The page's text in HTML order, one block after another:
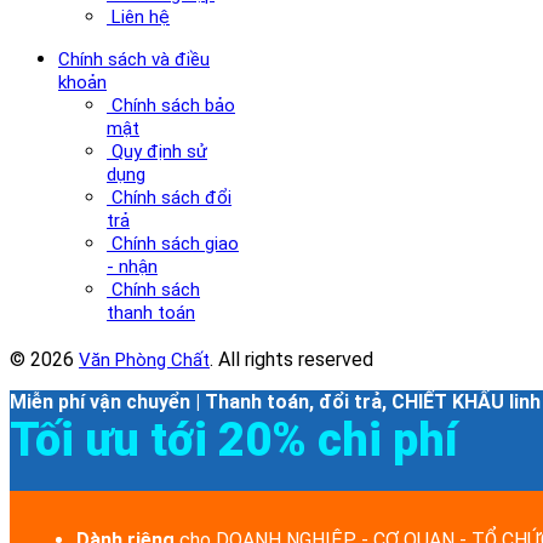
Liên hệ
Chính sách và điều
khoản
Chính sách bảo
mật
Quy định sử
dụng
Chính sách đổi
trả
Chính sách giao
- nhận
Chính sách
thanh toán
© 2026 Văn Phòng Chất. All rights reserved
Miễn phí vận chuyển | Thanh toán, đổi trả, CHIẾT KHẤU
Tối ưu tới 20% chi phí